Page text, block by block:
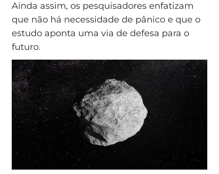
Ainda assim, os pesquisadores enfatizam
que não há necessidade de pânico e que o
estudo aponta uma via de defesa para o
futuro.